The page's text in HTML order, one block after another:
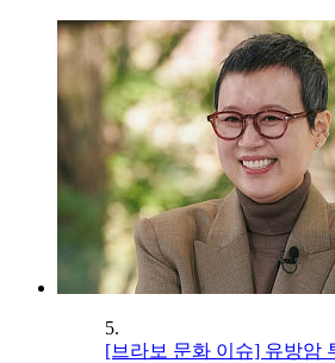
5.
[브라보 문화 이슈] 유방암